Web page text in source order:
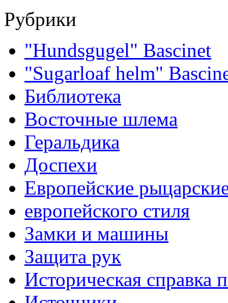
Рубрики
"Hundsgugel" Bascinet
"Sugarloaf helm"
Библиотека
Восточные шлема
Геральдика
Доспехи
Европейские
европейского стиля
Замки и машины
Защита рук
Историческая справка